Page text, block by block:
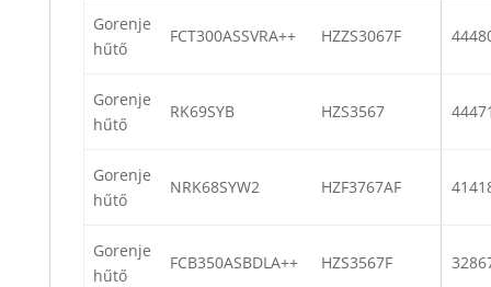
Gorenje
hűtő
FCT300ASSVRA++ HZZS3067F
Gorenje
hűtő
RK69SYB HZS3567
Gorenje
hűtő
NRK68SYW2 HZF3767AF
Gorenje
hűtő
FCB350ASBDLA++ HZS3567F